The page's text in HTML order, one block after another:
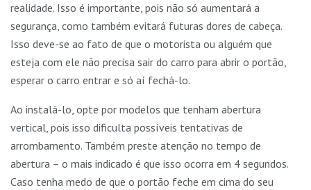
realidade. Isso é importante, pois não só aumentará a
segurança, como também evitará futuras dores de cabeça.
Isso deve-se ao fato de que o motorista ou alguém que
esteja com ele não precisa sair do carro para abrir o portão,
esperar o carro entrar e só aí fechá-lo.
Ao instalá-lo, opte por modelos que tenham abertura
vertical, pois isso dificulta possíveis tentativas de
arrombamento. Também preste atenção no tempo de
abertura – o mais indicado é que isso ocorra em 4 segundos.
Caso tenha medo de que o portão feche em cima do seu